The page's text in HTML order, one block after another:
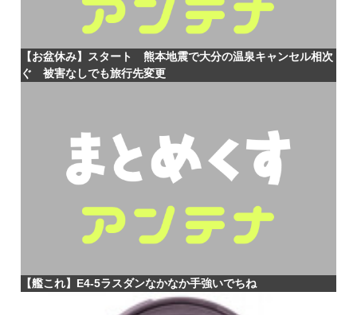
【お盆休み】スタート 熊本地震で大分の温泉キャンセル相次
ぐ 被害なしでも旅行先変更
【艦これ】E4-5ラスダンなかなか手強いでちね